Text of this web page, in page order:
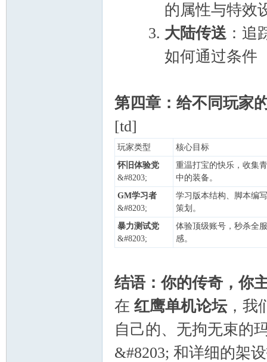
的属性与特效
大陆传送：追
如何通过条件
第四章：给不同玩家
[td]
玩家类型
核心目标
怀旧体验党
&#8203;
重温打宝的快乐，收集
中的装备。
GM学习者
&#8203;
学习版本结构、脚本编
策划。
暴力测试党
&#8203;
体验顶级账号，秒杀全
感。
结语：你的传奇，你
在 红鹰单机论坛，我
自己的、无拘无束的
&#8203; 和详细的架